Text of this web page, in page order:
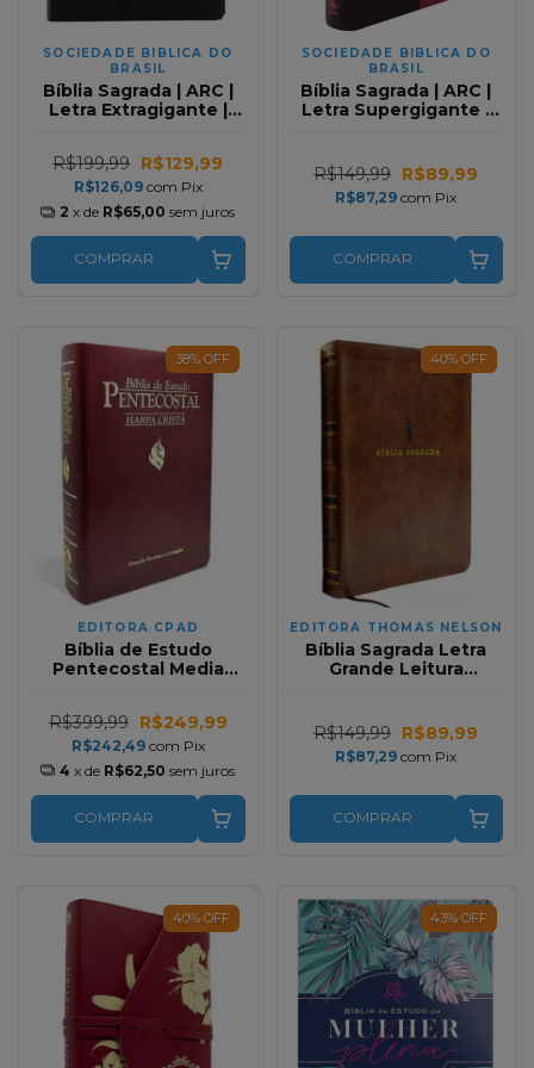
SOCIEDADE BIBLICA DO
BRASIL
Bíblia Sagrada | ARC |
Letra Extragigante |
R$199,99 R$129,99
R$126,09 com Pix
2 x de R$65,00 sem juros
COMPRAR
SOCIEDADE BIBLICA DO
BRASIL
Bíblia Sagrada | ARC |
Letra Supergigante |
R$149,99 R$89,99
R$87,29com Pix
COMPRAR
38% OFF
EDITORA CPAD
Bíblia de Estudo
Pentecostal Media
R$399,99 R$249,99
R$242,49 com Pix
4 x de R$62,50 sem juros
COMPRAR
40% OFF
EDITORA THOMAS NELSON
Bíblia Sagrada Letra
Grande Leitura
R$149,99 R$89,99
R$87,29com Pix
COMPRAR
40% OFF 43% OFF